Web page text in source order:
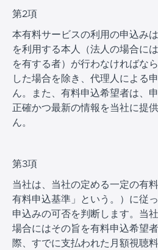
第2項
本有料サービスの利用の申込み
を利用する本人（法人の場合に
を有する者）が行わなければな
した場合を除き、代理人による
ん。また、有料申込希望者は、
正確かつ最新の情報を当社に提
ん。
第3項
当社は、当社の定める一定の有
有料申込基準」という。）に従
申込みの可否を判断します。当
場合にはその旨を有料申込希望
際、すでに支払われた月額視聴